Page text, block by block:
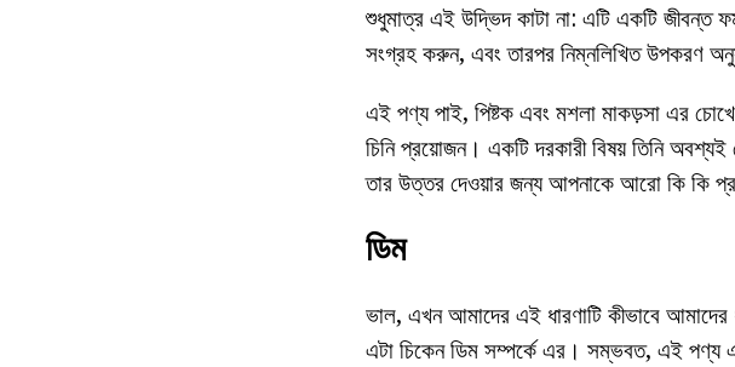
শুধুমাত্র এই উদ্ভিদ কাটা না: এটি একটি জীবন্ত
সংগ্রহ করুন, এবং তারপর নিম্নলিখিত উপকরণ
এই পণ্য পাই, পিষ্টক এবং মশলা মাকড়সা এর
চিনি প্রয়োজন। একটি দরকারী বিষয় তিনি
তার উত্তর দেওয়ার জন্য আপনাকে আরো কি কি
ডিম
ভাল, এখন আমাদের এই ধারণাটি কীভাবে আমাদের
এটা চিকেন ডিম সম্পর্কে এর। সম্ভবত, এই পণ্য